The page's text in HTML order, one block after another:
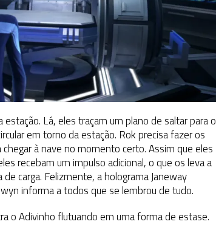
Lá, eles traçam um plano de saltar para o
em torno da estação. Rok precisa fazer os
à nave no momento certo. Assim que eles
recebam um impulso adicional, o que os leva a
carga. Felizmente, a holograma Janeway
informa a todos que se lembrou de tudo.
o Adivinho flutuando em uma forma de estase.